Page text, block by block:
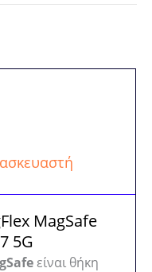
MagSafe
5G
είναι θήκη